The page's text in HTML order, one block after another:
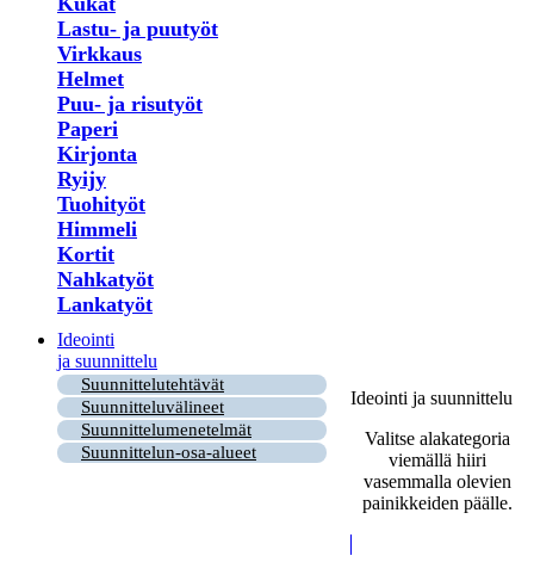
Lastu- ja puutyöt
Virkkaus
Helmet
Puu- ja risutyöt
Paperi
Kirjonta
Ryijy
Tuohityöt
Himmeli
Kortit
Nahkatyöt
Lankatyöt
Ideointi
ja suunnittelu
Suunnittelutehtävät
Suunnitteluvälineet
Suunnittelumenetelmät
Suunnittelun-osa-alueet
Ideointi ja suunnittelu
Valitse alakategoria
viemällä hiiri
vasemmalla olevien
painikkeiden päälle.